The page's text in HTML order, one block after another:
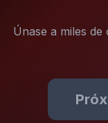
Únase a miles